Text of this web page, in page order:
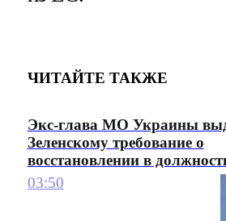
ЧИТАЙТЕ ТАКЖЕ
Экс-глава МО Украины
Зеленскому требование о
восстановлении в
03:50